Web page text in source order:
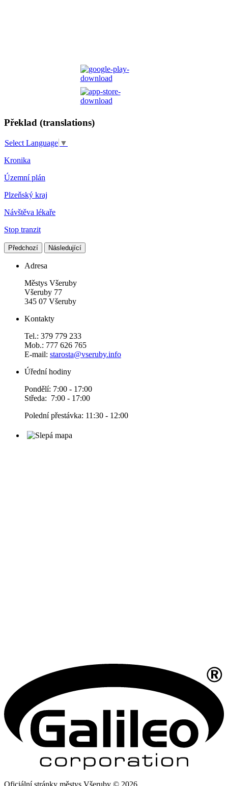
Překlad (translations)
Select Language ▼
Kronika
Územní plán
Plzeňský kraj
Návštěva lékaře
Stop tranzit
Předchozí Následující
Adresa
Městys Všeruby
Všeruby 77
345 07 Všeruby
Kontakty
Tel.: 379 779 233
Mob.: 777 626 765
E-mail: starosta@vseruby.info
Úřední hodiny
Pondělí: 7:00 - 17:00
Středa: 7:00 - 17:00
Polední přestávka: 11:30 - 12:00
Oficiální stránky městys Všeruby © 2026